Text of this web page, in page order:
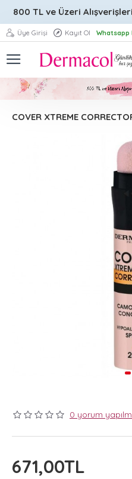
800 TL ve Üzeri
Üye Girişi Kayıt Ol Whatsapp
COVER XTREME
0 yorum
671,00TL